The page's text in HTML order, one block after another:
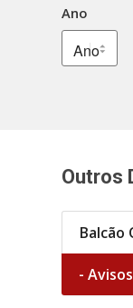
Ano
Outros
Balcão
-